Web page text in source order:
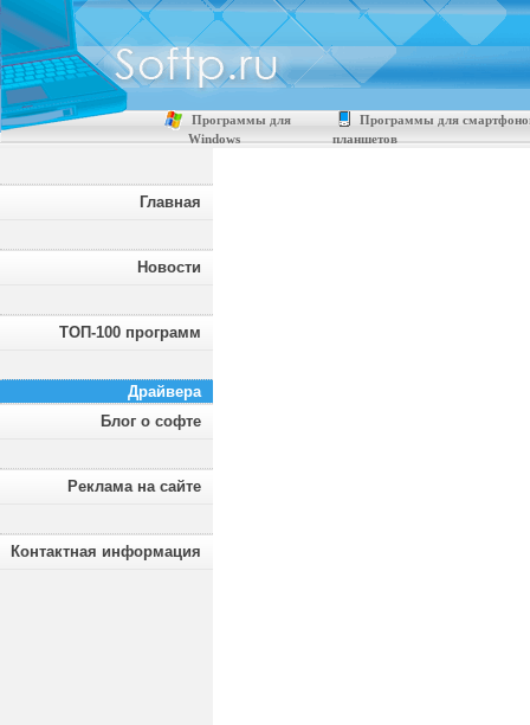
Программы для
Windows
Программы для
планшетов
Главная
Новости
ТОП-100 программ
Драйвера
Блог о софте
Реклама на сайте
Контактная информация